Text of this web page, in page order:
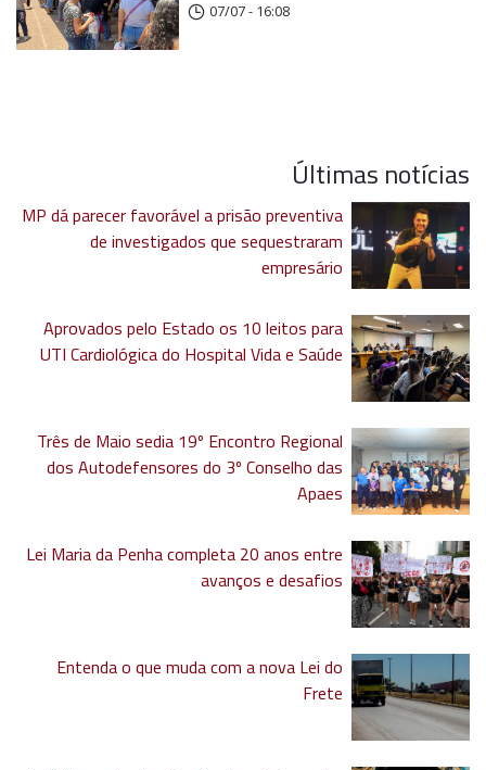
07/07 - 16:08
Últimas notícias
MP dá parecer favorável a prisão preventiva
de investigados que sequestraram
empresário
Aprovados pelo Estado os 10 leitos para
UTI Cardiológica do Hospital Vida e Saúde
Três de Maio sedia 19º Encontro Regional
dos Autodefensores do 3º Conselho das
Apaes
Lei Maria da Penha completa 20 anos entre
avanços e desafios
Entenda o que muda com a nova Lei do
Frete